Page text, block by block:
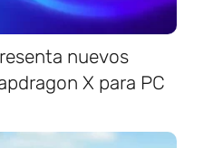
nuevos
X para PC